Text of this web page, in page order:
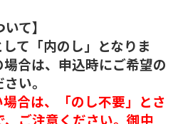
て】
て「内のし」となりま
合は、申込時にご希望の
い。
合は、「のし不要」とさ
ご注意ください。御中